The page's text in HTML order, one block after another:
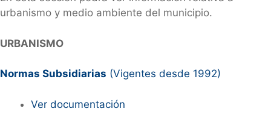
urbanismo y medio ambiente del municipio.
URBANISMO
Normas Subsidiarias (Vigentes desde 1992)
Ver documentación